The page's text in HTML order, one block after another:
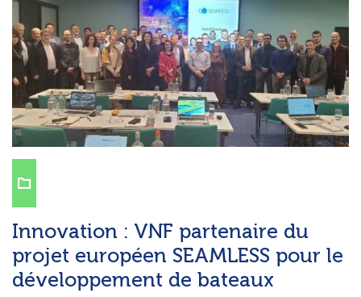
Innovation : VNF partenaire du
projet européen SEAMLESS pour le
développement de bateaux